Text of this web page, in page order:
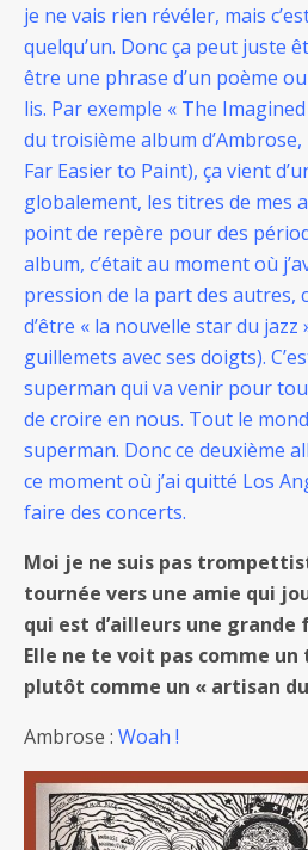
je ne vais rien révéler, mais
quelqu’un. Donc ça peut juste
être une phrase d’un poème
lis. Par exemple « The
du troisième album
Far Easier to Paint), ça vient
globalement, les titres de mes
point de repère pour des
album, c’était au moment où
pression de la part des autres,
d’être « la nouvelle star du jazz
guillemets avec ses doigts).
superman qui va venir pour
de croire en nous. Tout le
superman. Donc ce deuxième
ce moment où j’ai quitté Los
faire des concerts.
Moi je ne suis pas
tournée vers une amie qui
qui est d’ailleurs une grande
Elle ne te voit pas comme
plutôt comme un « artisan
Ambrose : Woah !